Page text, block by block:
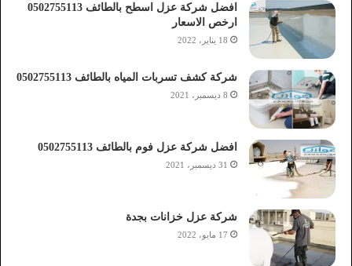
افضل شركة عزل اسطح بالطائف 0502755113
ارخص الاسعار
18 يناير، 2022
شركة كشف تسربات المياه بالطائف 0502755113
8 ديسمبر، 2021
افضل شركة عزل فوم بالطائف 0502755113
31 ديسمبر، 2021
شركة عزل خزانات بجدة
17 مايو، 2022